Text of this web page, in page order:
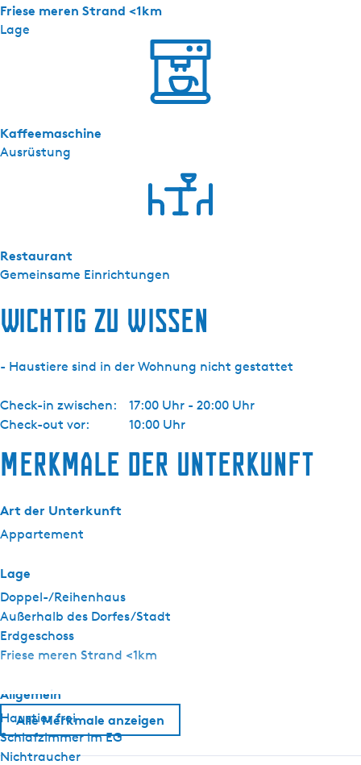
Lage
Friese meren Strand <1km
Ausrüstung
Kaffeemaschine
Gemeinsame Einrichtungen
Restaurant
Wichtig zu wissen
- Haustiere sind in der Wohnung nicht gestattet
Check-in zwischen:
17:00 Uhr - 20:00 Uhr
Check-out vor:
10:00 Uhr
e
-
1
Merkmale der Unterkunft
Art der Unterkunft
Appartement
Lage
Doppel-/Reihenhaus
Außerhalb des Dorfes/Stadt
Erdgeschoss
Friese meren Strand <1km
Allgemein
Haustier frei
Schlafzimmer im EG
Nichtraucher
Alle Merkmale anzeigen